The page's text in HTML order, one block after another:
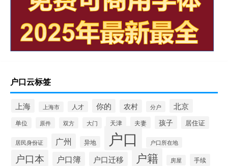
户口云标签
上海 上海市 人才 你的 农村 分户 北京
单位 原件 双方 大门 天津 夫妻 孩子 居住证
居民身份证 广州 异地 户口 户口所在地
户口本 户口簿 户口迁移 户籍 房屋 手续